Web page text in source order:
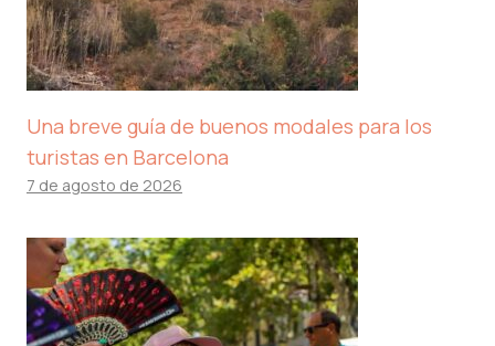
Una breve guía de buenos modales para los
turistas en Barcelona
7 de agosto de 2026